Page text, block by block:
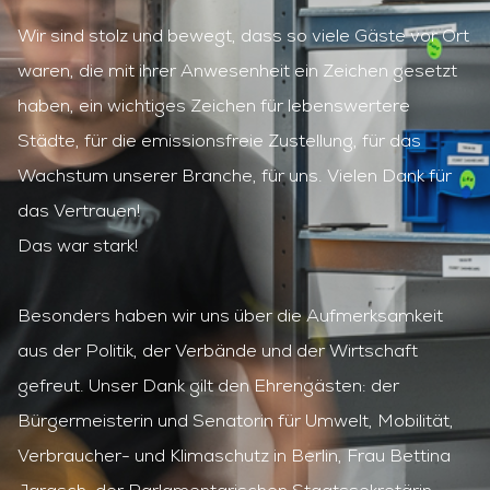
ONO CARGOBIKES
ONO KONFIGURIEREN
TUTORIALS
UNSERE LÖSUNGEN
Wir sind stolz und bewegt, dass so viele Gäste vor Ort
waren, die mit ihrer Anwesenheit ein Zeichen gesetzt
haben, ein wichtiges Zeichen für lebenswertere
Städte, für die emissionsfreie Zustellung, für das
Wachstum unserer Branche, für uns. Vielen Dank für
das Vertrauen!
Das war stark!
Besonders haben wir uns über die Aufmerksamkeit
aus der Politik, der Verbände und der Wirtschaft
gefreut. Unser Dank gilt den Ehrengästen: der
Bürgermeisterin und Senatorin für Umwelt, Mobilität,
Verbraucher- und Klimaschutz in Berlin, Frau Bettina